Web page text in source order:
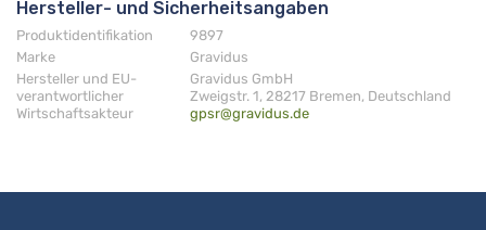
Hersteller- und Sicherheitsangaben
Produktidentifikation
9897
Marke
Gravidus
Hersteller und EU-
verantwortlicher
Wirtschaftsakteur
Gravidus GmbH
Zweigstr. 1, 28217 Bremen, Deutschland
gpsr@gravidus.de